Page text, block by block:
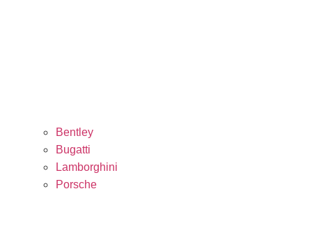
Bentley
Bugatti
Lamborghini
Porsche